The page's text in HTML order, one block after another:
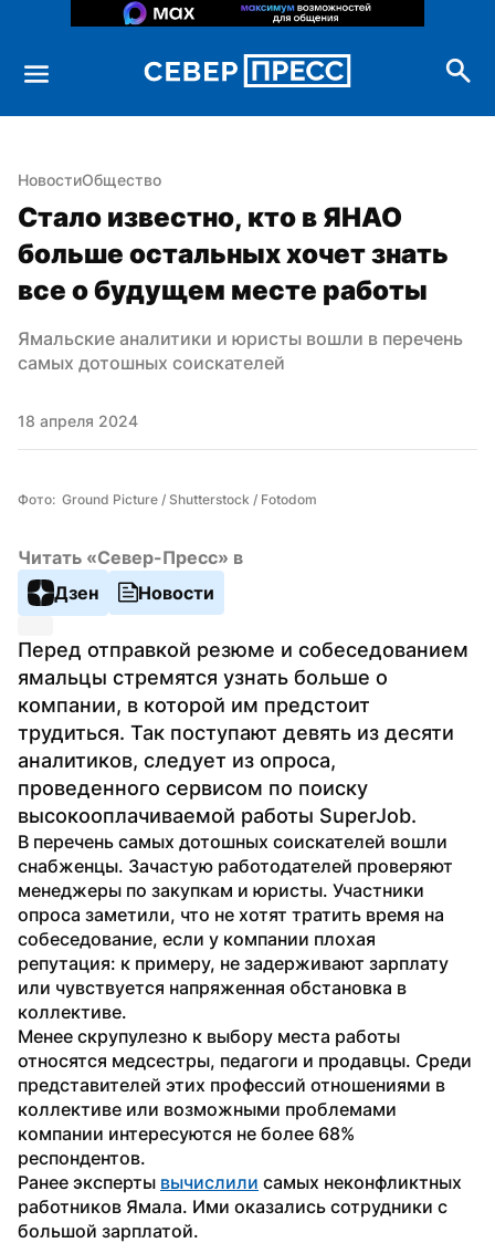
НовостиОбщество
Стало известно, кто в ЯНАО
больше остальных хочет знать
все о будущем месте работы
Ямальские аналитики и юристы вошли в перечень
самых дотошных соискателей
18 апреля 2024
Фото:  Ground Picture / Shutterstock / Fotodom
Читать «Север-Пресс» в
Дзен
Новости
Перед отправкой резюме и собеседованием
ямальцы стремятся узнать больше о
компании, в которой им предстоит
трудиться. Так поступают девять из десяти
аналитиков, следует из опроса,
проведенного сервисом по поиску
высокооплачиваемой работы SuperJob.
В перечень самых дотошных соискателей вошли
снабженцы. Зачастую работодателей проверяют
менеджеры по закупкам и юристы. Участники
опроса заметили, что не хотят тратить время на
собеседование, если у компании плохая
репутация: к примеру, не задерживают зарплату
или чувствуется напряженная обстановка в
коллективе.
Менее скрупулезно к выбору места работы
относятся медсестры, педагоги и продавцы. Среди
представителей этих профессий отношениями в
коллективе или возможными проблемами
компании интересуются не более 68%
респондентов.
Ранее эксперты вычислили самых неконфликтных
работников Ямала. Ими оказались сотрудники с
большой зарплатой.